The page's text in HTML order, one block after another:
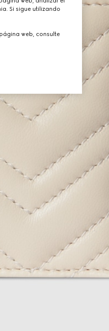
Si sigue utilizando
web, consulte